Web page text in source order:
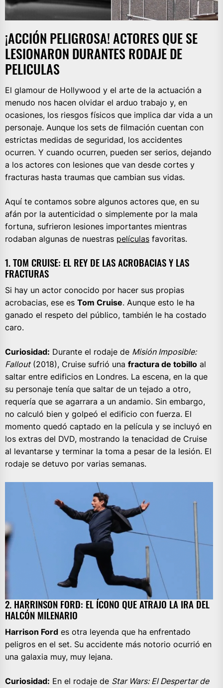
¡ACCIÓN PELIGROSA! ACTORES QUE SE
LESIONARON DURANTES RODAJE DE
PELICULAS
El glamour de Hollywood y el arte de la actuación a
menudo nos hacen olvidar el arduo trabajo y, en
ocasiones, los riesgos físicos que implica dar vida a un
personaje. Aunque los sets de filmación cuentan con
estrictas medidas de seguridad, los accidentes
ocurren. Y cuando ocurren, pueden ser serios, dejando
a los actores con lesiones que van desde cortes y
fracturas hasta traumas que cambian sus vidas.
Aquí te contamos sobre algunos actores que, en su
afán por la autenticidad o simplemente por la mala
fortuna, sufrieron lesiones importantes mientras
rodaban algunas de nuestras películas favoritas.
1. TOM CRUISE: EL REY DE LAS ACROBACIAS Y LAS
FRACTURAS
Si hay un actor conocido por hacer sus propias
acrobacias, ese es Tom Cruise. Aunque esto le ha
ganado el respeto del público, también le ha costado
caro.
Curiosidad: Durante el rodaje de Misión Imposible:
Fallout(2018), Cruise sufrió una fractura de tobillo al
saltar entre edificios en Londres. La escena, en la que
su personaje tenía que saltar de un tejado a otro,
requería que se agarrara a un andamio. Sin embargo,
no calculó bien y golpeó el edificio con fuerza. El
momento quedó captado en la película y se incluyó en
los extras del DVD, mostrando la tenacidad de Cruise
al levantarse y terminar la toma a pesar de la lesión. El
rodaje se detuvo por varias semanas.
2. HARRINSON FORD: EL ÍCONO QUE ATRAJO LA IRA DEL
HALCÓN MILENARIO
Harrison Ford es otra leyenda que ha enfrentado
peligros en el set. Su accidente más notorio ocurrió en
una galaxia muy, muy lejana.
Curiosidad: En el rodaje de Star Wars: El Despertar de